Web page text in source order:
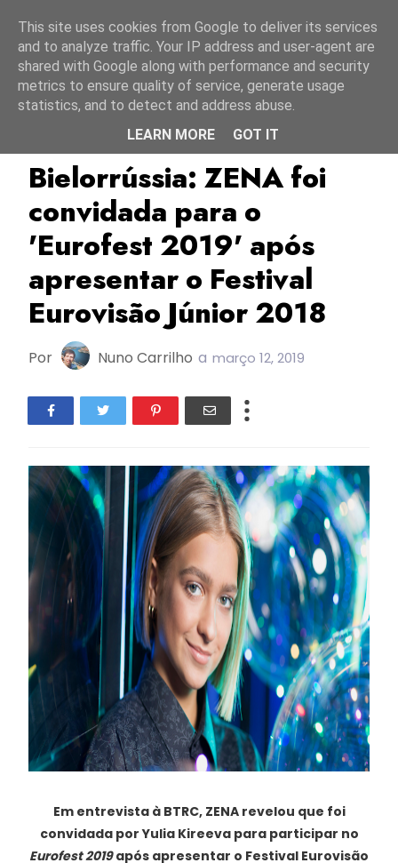
Bielorrússia BTRC Eurofest 2019
Bielorrússia: ZENA foi
convidada para o
'Eurofest 2019' após
apresentar o Festival
Eurovisão Júnior 2018
Por Nuno Carrilho a março 12, 2019
Em entrevista à BTRC, ZENA revelou que foi
convidada por Yulia Kireeva para participar no
Eurofest 2019após apresentar o Festival Eurovisão
This site uses cookies from Google to deliver its services
and to analyze traffic. Your IP address and user-agent are
shared with Google along with performance and security
metrics to ensure quality of service, generate usage
statistics, and to detect and address abuse.
LEARN MORE
GOT IT